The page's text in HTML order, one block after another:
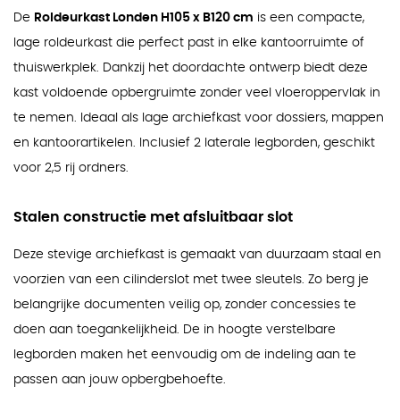
De Roldeurkast Londen H105 x B120 cm is een compacte,
lage roldeurkast die perfect past in elke kantoorruimte of
thuiswerkplek. Dankzij het doordachte ontwerp biedt deze
kast voldoende opbergruimte zonder veel vloeroppervlak in
te nemen. Ideaal als lage archiefkast voor dossiers, mappen
en kantoorartikelen. Inclusief 2 laterale legborden, geschikt
voor 2,5 rij ordners.
Stalen constructie met afsluitbaar slot
Deze stevige archiefkast is gemaakt van duurzaam staal en
voorzien van een cilinderslot met twee sleutels. Zo berg je
belangrijke documenten veilig op, zonder concessies te
doen aan toegankelijkheid. De in hoogte verstelbare
legborden maken het eenvoudig om de indeling aan te
passen aan jouw opbergbehoefte.